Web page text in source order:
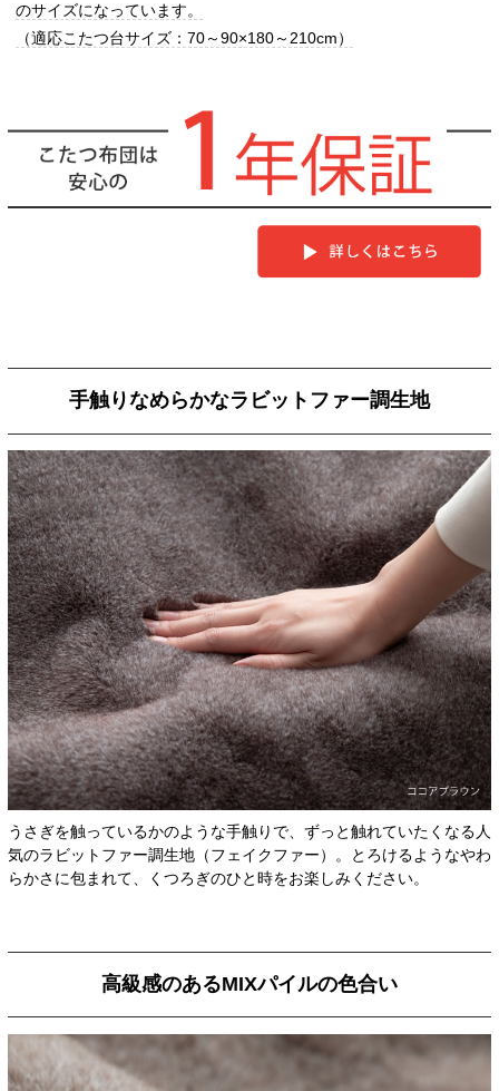
のサイズになっています。
（適応こたつ台サイズ：70～90×180～210cm）
手触りなめらかなラビットファー調生地
うさぎを触っているかのような手触りで、ずっと触れていたくなる人
気のラビットファー調生地（フェイクファー）。とろけるようなやわ
らかさに包まれて、くつろぎのひと時をお楽しみください。
高級感のあるMIXパイルの色合い